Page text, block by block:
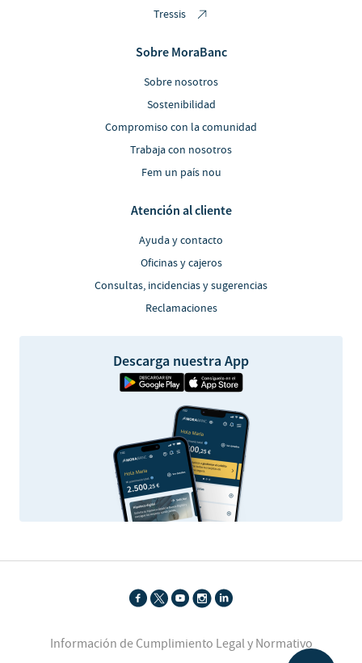
Tressis
Sobre MoraBanc
Sobre nosotros
Sostenibilidad
Compromiso con la comunidad
Trabaja con nosotros
Fem un país nou
Atención al cliente
Ayuda y contacto
Oficinas y cajeros
Consultas, incidencias y sugerencias
Reclamaciones
Descarga nuestra App
Información de Cumplimiento Legal y Normativo